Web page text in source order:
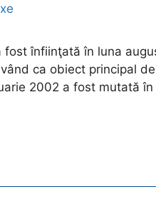
fost înfiinţată în luna
ca obiect principal
2002 a fost mutată